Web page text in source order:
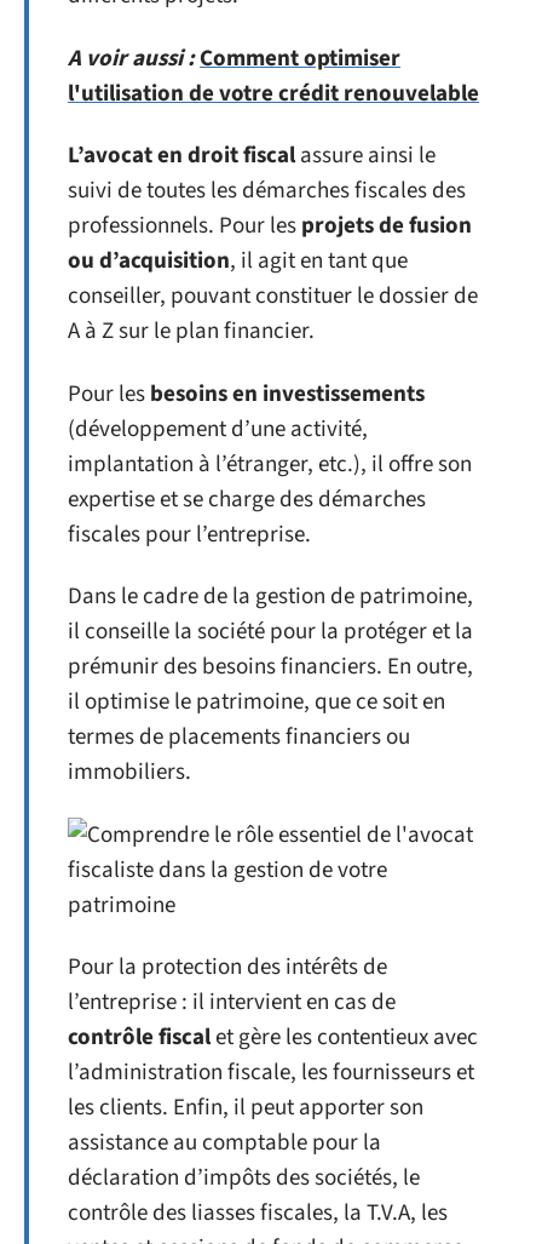
A voir aussi :Comment optimiser
l'utilisation de votre crédit renouvelable
L’avocat en droit fiscalassure ainsi le
suivi de toutes les démarches fiscales des
professionnels. Pour lesprojets de fusion
ou d’acquisition, il agit en tant que
conseiller, pouvant constituer le dossier de
A à Z sur le plan financier.
Pour lesbesoins en investissements
(développement d’une activité,
implantation à l’étranger, etc.), il offre son
expertise et se charge des démarches
fiscales pour l’entreprise.
Dans le cadre de la gestion de patrimoine,
il conseille la société pour la protéger et la
prémunir des besoins financiers. En outre,
il optimise le patrimoine, que ce soit en
termes de placements financiers ou
immobiliers.
Pour la protection des intérêts de
l’entreprise : il intervient en cas de
contrôle fiscalet gère les contentieux avec
l’administration fiscale, les fournisseurs et
les clients. Enfin, il peut apporter son
assistance au comptable pour la
déclaration d’impôts des sociétés, le
contrôle des liasses fiscales, la T.V.A, les